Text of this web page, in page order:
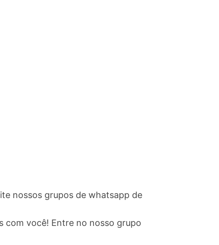
nossos grupos de whatsapp de
com você! Entre no nosso grupo